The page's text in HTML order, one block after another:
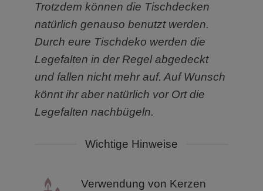
Trotzdem können die Tischdecken
natürlich genauso benutzt werden.
Durch eure Tischdeko werden die
Legefalten in der Regel abgedeckt
und fallen nicht mehr auf. Auf Wunsch
könnt ihr aber natürlich vor Ort die
Legefalten nachbügeln.
Wichtige Hinweise
Verwendung von Kerzen